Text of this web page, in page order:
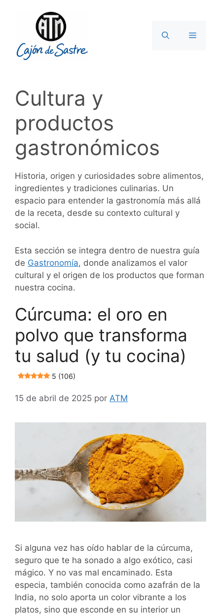
contenido
Menú
Cultura y
productos
gastronómicos
Historia, origen y curiosidades sobre alimentos,
ingredientes y tradiciones culinarias. Un
espacio para entender la gastronomía más allá
de la receta, desde su contexto cultural y
social.
Esta sección se integra dentro de nuestra guía
de Gastronomía, donde analizamos el valor
cultural y el origen de los productos que forman
nuestra cocina.
Cúrcuma: el oro en
polvo que transforma
tu salud (y tu cocina)
5 (106)
15 de abril de 2025 por ATM
Si alguna vez has oído hablar de la cúrcuma,
seguro que te ha sonado a algo exótico, casi
mágico. Y no vas mal encaminado. Esta
especia, también conocida como azafrán de la
India, no solo aporta un color vibrante a los
platos, sino que esconde en su interior un